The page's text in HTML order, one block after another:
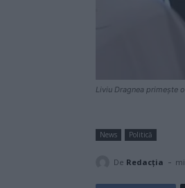
Liviu Dragnea primește
News Politică
De Redacţia -